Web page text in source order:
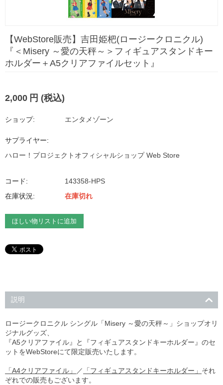
【WebStore販売】吉田姫杷(ロージークロニクル)
『＜Misery ～愛の天秤～＞フィギュアスタンドキー
ホルダー＋A5クリアファイルセット』
2,000 円 (税込)
ショップ: エンタメゾーン
サプライヤー:
ハロー！プロジェクトオフィシャルショップ Web Store
コード:
143358-HPS
在庫状況:
在庫切れ
ほしい物リストに追加
説明
ロージークロニクル シングル「Misery ～愛の天秤～」ショップオリ
ジナルグッズ、
『A5クリアファイル』と『フィギュアスタンドキーホルダー』のセ
ットをWebStoreにて限定販売いたします。
「A4クリアファイル」 ／ 「フィギュアスタンドキーホルダー」 それ
ぞれでの販売もございます。